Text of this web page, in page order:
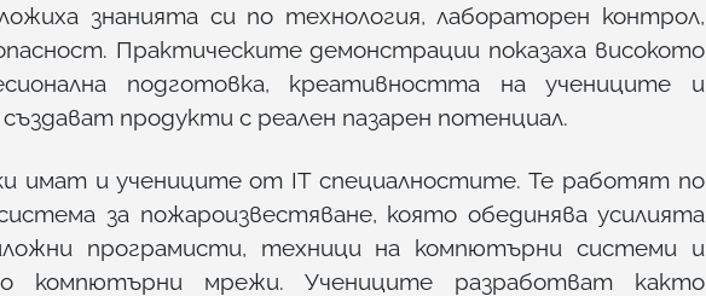
знанията си по технология, лабораторен контрол,
Практическите демонстрации показаха високото
подготовка, креативността на учениците и
продукти с реален пазарен потенциал.
имат и учениците от IT специалностите. Те работят по
за пожароизвестяване, която обединява усилията
програмисти, техници на компютърни системи и
компютърни мрежи. Учениците разработват както